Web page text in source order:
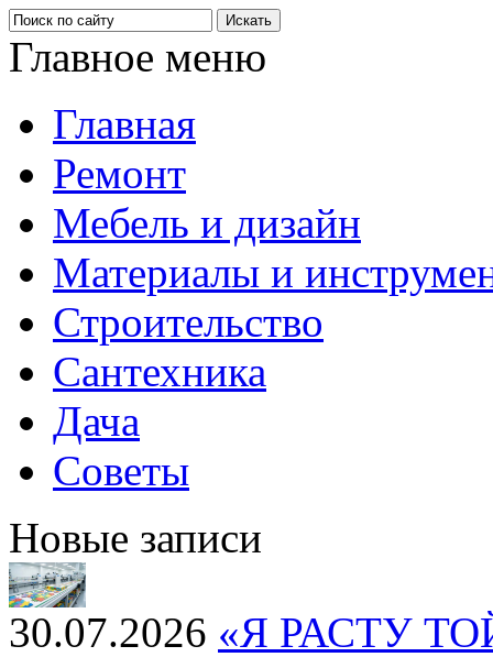
Главное меню
Главная
Ремонт
Мебель и дизайн
Материалы и
Строительство
Сантехника
Дача
Советы
Новые записи
30.07.2026 «Я РАСТУ